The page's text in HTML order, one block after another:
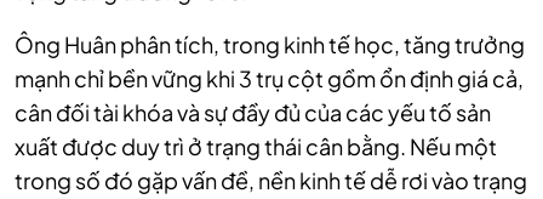
Ông Huân phân tích, trong kinh tế học, tăng trưởng
mạnh chỉ bền vững khi 3 trụ cột gồm ổn định giá cả,
cân đối tài khóa và sự đầy đủ của các yếu tố sản
xuất được duy trì ở trạng thái cân bằng. Nếu một
trong số đó gặp vấn đề, nền kinh tế dễ rơi vào trạng